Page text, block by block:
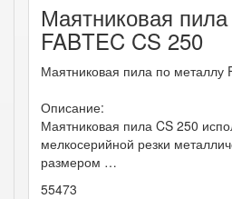
Маятниковая
FABTEC CS 250
Маятниковая пила по металлу
Описание:
Маятниковая пила CS 250
мелкосерийной резки
размером …
55473